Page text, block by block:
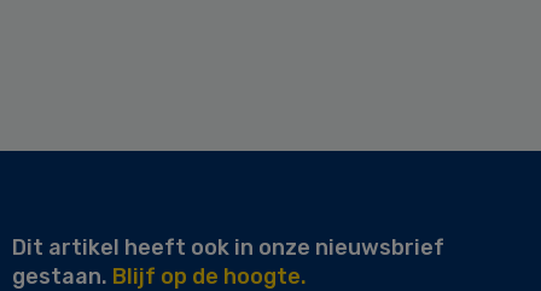
Dit artikel heeft ook in onze nieuwsbrief
gestaan. Blijf op de hoogte.